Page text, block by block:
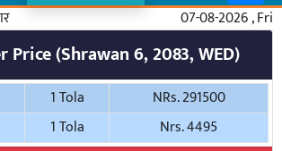
07-08-2026 , Fri
Price (Shrawan 6, 2083, WED)
1 Tola
NRs. 291500
1 Tola
Nrs. 4495